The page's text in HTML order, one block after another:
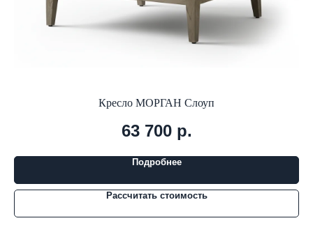
Кресло МОРГАН Слоуп
63 700 р.
Подробнее
Рассчитать стоимость